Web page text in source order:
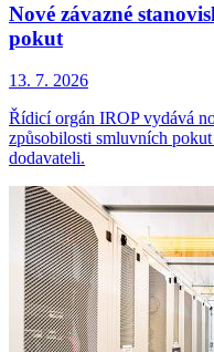
Nové závazné
pokut
13. 7. 2026
Řídicí orgán IROP vydává
způsobilosti smluvních
dodavateli.